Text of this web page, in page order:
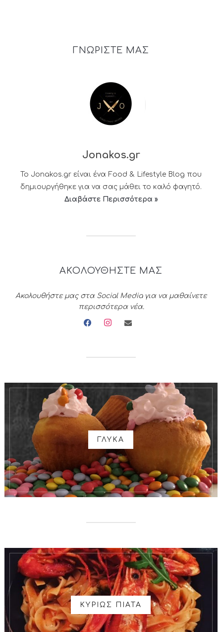
ΓΝΩΡΙΣΤΕ ΜΑΣ
Jonakos.gr
Το Jonakos.gr είναι ένα Food & Lifestyle Blog που
δημιουργήθηκε για να σας μάθει το καλό φαγητό.
Διαβάστε Περισσότερα »
ΑΚΟΛΟΥΘΗΣΤΕ ΜΑΣ
Ακολουθήστε μας στα Social Media για να μαθαίνετε
περισσότερα νέα.
facebookinstagramenvelope
ΓΛΥΚΑ
ΚΥΡΙΩΣ ΠΙΑΤΑ